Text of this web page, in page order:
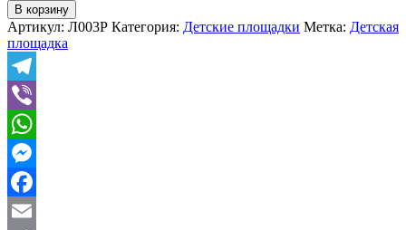
В корзину
Артикул: Л003Р Категория: Детские площадки Метка: Детская
площадка
Telegram
Viber
WhatsApp
Messenger
Facebook